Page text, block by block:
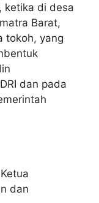
ketika di desa
Barat,
tokoh, yang
dan pada
dan